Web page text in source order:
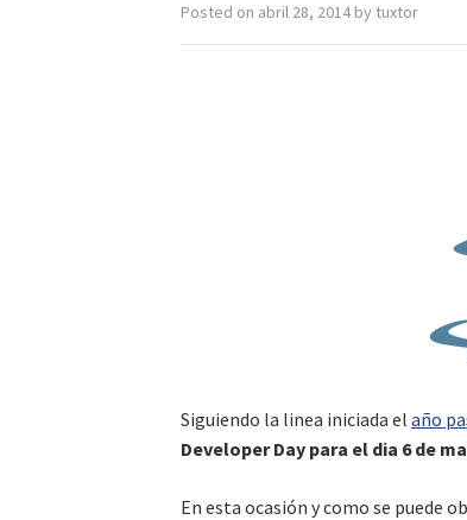
Posted on abril 28, 2014 by tuxtor
Siguiendo la linea iniciada el año
Developer Day para el dia 6 de
En esta ocasión y como se puede